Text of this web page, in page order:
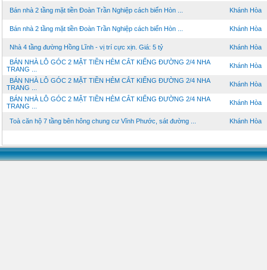
Bán nhà 2 tầng mặt tiền Đoàn Trần Nghiệp cách biển Hòn ... Khánh Hòa
Bán nhà 2 tầng mặt tiền Đoàn Trần Nghiệp cách biển Hòn ... Khánh Hòa
Nhà 4 tầng đường Hồng Lĩnh - vị trí cực xịn. Giá: 5 tỷ Khánh Hòa
BÁN NHÀ LÔ GÓC 2 MẶT TIỀN HẺM CẮT KIẾNG ĐƯỜNG 2/4 NHA
TRANG ...
Khánh Hòa
BÁN NHÀ LÔ GÓC 2 MẶT TIỀN HẺM CẮT KIẾNG ĐƯỜNG 2/4 NHA
TRANG ...
Khánh Hòa
BÁN NHÀ LÔ GÓC 2 MẶT TIỀN HẺM CẮT KIẾNG ĐƯỜNG 2/4 NHA
TRANG ...
Khánh Hòa
Toà căn hộ 7 tầng bên hông chung cư Vĩnh Phước, sát đường ... Khánh Hòa